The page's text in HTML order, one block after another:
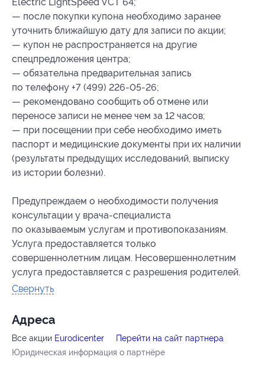
— после покупки купона необходимо заранее
уточнить ближайшую дату для записи по акции;
— купон не распространяется на другие
спецпредложения центра;
— обязательна предварительная запись
по телефону +7 (499) 226-05-26;
— рекомендовано сообщить об отмене или
переносе записи не менее чем за 12 часов;
— при посещении при себе необходимо иметь
паспорт и медицинские документы при их наличии
(результаты предыдущих исследований, выписку
из истории болезни).
Предупреждаем о необходимости получения
консультации у врача-специалиста
по оказываемым услугам и противопоказаниям.
Услуга предоставляется только
совершеннолетним лицам. Несовершеннолетним
услуга предоставляется с разрешения родителей.
Свернуть
Адресa
Все акции Eurodicenter
Перейти на сайт партнера
Юридическая информация о партнёре